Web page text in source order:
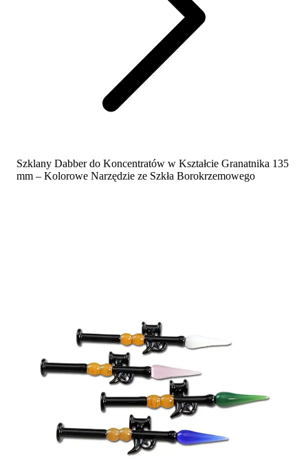
Szklany Dabber do Koncentratów w Kształcie Granatnika 135
mm – Kolorowe Narzędzie ze Szkła Borokrzemowego